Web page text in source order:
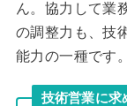
ん。協力して業
の調整力も、技
能力の一種です。
技術営業に求